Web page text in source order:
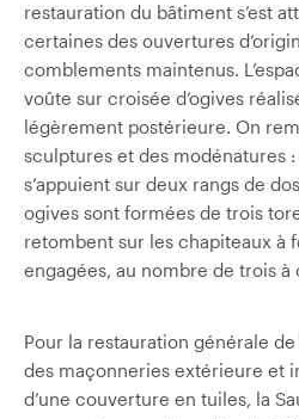
restauration du bâtiment s’est
certaines des ouvertures
comblements maintenus.
voûte sur croisée d’ogives
légèrement postérieure. On
sculptures et des modénatures
s’appuient sur deux rangs de
ogives sont formées de trois
retombent sur les chapiteaux à
engagées, au nombre de trois à
Pour la restauration générale
des maçonneries extérieure et
d’une couverture en tuiles, la